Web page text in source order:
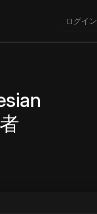
ログイン